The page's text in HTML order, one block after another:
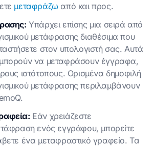
μεταφράζω από και προς.
Υπάρχει επίσης μια σειρά από
μετάφρασης διαθέσιμα που
στον υπολογιστή σας. Αυτά
να μεταφράσουν έγγραφα,
ιστότοπους. Ορισμένα δημοφιλή
μετάφρασης περιλαμβάνουν
Εάν χρειάζεστε
ενός εγγράφου, μπορείτε
ένα μεταφραστικό γραφείο. Τα